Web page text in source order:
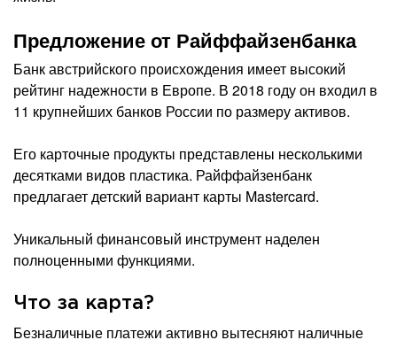
Предложение от Райффайзенбанка
Банк австрийского происхождения имеет высокий
рейтинг надежности в Европе. В 2018 году он входил в
11 крупнейших банков России по размеру активов.
Его карточные продукты представлены несколькими
десятками видов пластика. Райффайзенбанк
предлагает детский вариант карты Mastercard.
Уникальный финансовый инструмент наделен
полноценными функциями.
Что за карта?
Безналичные платежи активно вытесняют наличные